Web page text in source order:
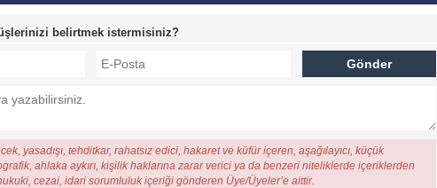
belirtmek istermisiniz?
yasadışı, tehditkar, rahatsız edici, hakaret ve küfür içeren, aşağılayıcı, küçük
ahlaka aykırı, kişilik haklarına zarar verici ya da benzeri niteliklerde içeriklerden
cezai, idari sorumluluk içeriği gönderen Üye/Üyeler’e aittir.